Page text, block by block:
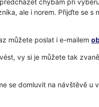
ale i norem. Přijďte se s
můžete poslat i e-mailem
vy si je můžete tak
se domluvit na návštěvě u